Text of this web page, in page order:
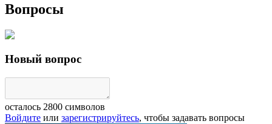
Вопросы
Новый вопрос
осталось 2800 символов
Войдите или зарегистрируйтесь, чтобы задавать вопросы